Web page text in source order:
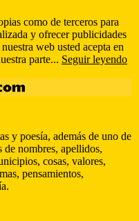
como de terceros para
y ofrecer publicidades
web usted acepta en
parte... Seguir leyendo
y poesía, además de uno de
de nombres, apellidos,
cosas, valores,
pensamientos,